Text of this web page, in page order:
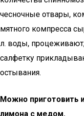
чесночные отвары,
мятного компресса
л. воды,
салфетку
остывания.
Можно приготовить
лимона с медом.